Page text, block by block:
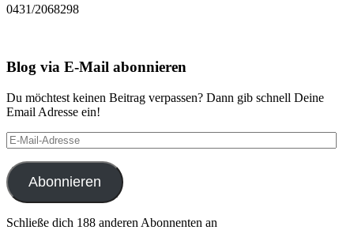
0431/2068298
Blog via E-Mail abonnieren
Du möchtest keinen Beitrag verpassen? Dann gib schnell Deine
Email Adresse ein!
E-
Mail-
Adresse
Abonnieren
Schließe dich 188 anderen Abonnenten an